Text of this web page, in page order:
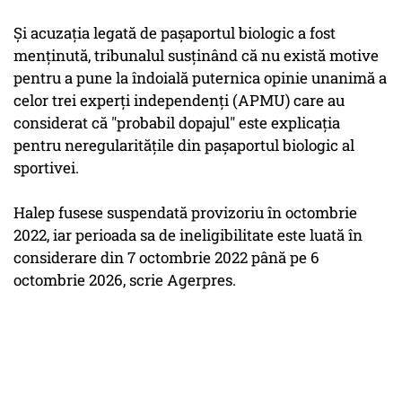
Şi acuzaţia legată de paşaportul biologic a fost
menţinută, tribunalul susţinând că nu există motive
pentru a pune la îndoială puternica opinie unanimă a
celor trei experţi independenţi (APMU) care au
considerat că "probabil dopajul" este explicaţia
pentru neregularităţile din paşaportul biologic al
sportivei.
Halep fusese suspendată provizoriu în octombrie
2022, iar perioada sa de ineligibilitate este luată în
considerare din 7 octombrie 2022 până pe 6
octombrie 2026, scrie Agerpres.